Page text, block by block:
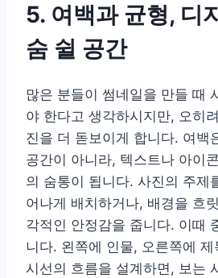
5. 여백과 균형, 디
숨 쉴 공간
많은 분들이 썸네일을 만들 때
야 한다고 생각하시지만, 오히
진을 더 돋보이게 합니다. 여백
공간이 아니라, 텍스트나 아이
의 숨통이 됩니다. 사진의 주제
어나게 배치하거나, 배경을 흐
각적인 안정감을 줍니다. 이때
니다. 왼쪽에 인물, 오른쪽에
시선의 흐름을 설계하면, 보는